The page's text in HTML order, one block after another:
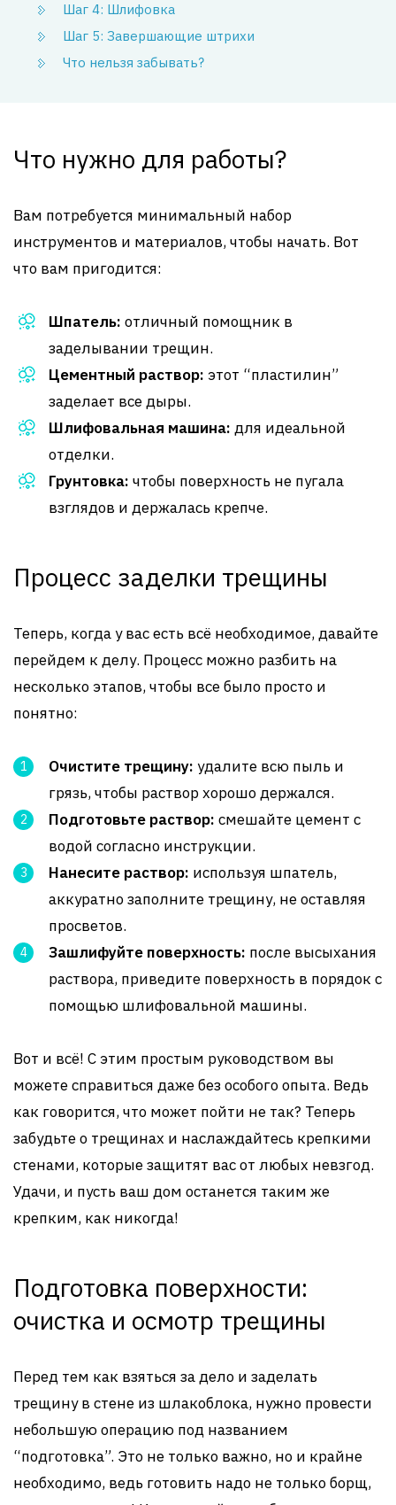
Шаг 4: Шлифовка
Шаг 5: Завершающие штрихи
Что нельзя забывать?
Что нужно для работы?
Вам потребуется минимальный набор
инструментов и материалов, чтобы начать. Вот
что вам пригодится:
Шпатель: отличный помощник в
заделывании трещин.
Цементный раствор: этот “пластилин”
заделает все дыры.
Шлифовальная машина: для идеальной
отделки.
Грунтовка: чтобы поверхность не пугала
взглядов и держалась крепче.
Процесс заделки трещины
Теперь, когда у вас есть всё необходимое, давайте
перейдем к делу. Процесс можно разбить на
несколько этапов, чтобы все было просто и
понятно:
Очистите трещину: удалите всю пыль и
грязь, чтобы раствор хорошо держался.
Подготовьте раствор: смешайте цемент с
водой согласно инструкции.
Нанесите раствор: используя шпатель,
аккуратно заполните трещину, не оставляя
просветов.
Зашлифуйте поверхность: после высыхания
раствора, приведите поверхность в порядок с
помощью шлифовальной машины.
Вот и всё! С этим простым руководством вы
можете справиться даже без особого опыта. Ведь
как говорится, что может пойти не так? Теперь
забудьте о трещинах и наслаждайтесь крепкими
стенами, которые защитят вас от любых невзгод.
Удачи, и пусть ваш дом останется таким же
крепким, как никогда!
Подготовка поверхности:
очистка и осмотр трещины
Перед тем как взяться за дело и заделать
трещину в стене из шлакоблока, нужно провести
небольшую операцию под названием
“подготовка”. Это не только важно, но и крайне
необходимо, ведь готовить надо не только борщ,